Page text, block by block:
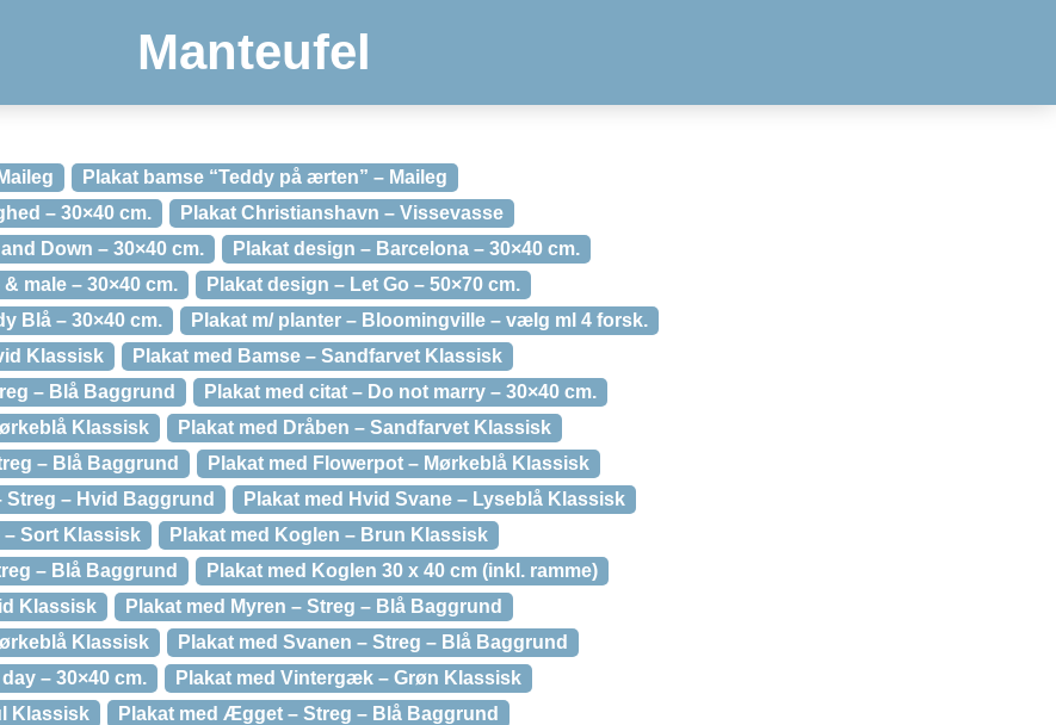
Manteufel
Plakat bamse “Teddy på ærten” – Maileg
– 30×40 cm.
Plakat Christianshavn – Vissevasse
Down – 30×40 cm.
Plakat design – Barcelona – 30×40 cm.
male – 30×40 cm.
Plakat design – Let Go – 50×70 cm.
Blå – 30×40 cm.
Plakat m/ planter – Bloomingville – vælg ml 4 forsk.
Klassisk
Plakat med Bamse – Sandfarvet Klassisk
– Blå Baggrund
Plakat med citat – Do not marry – 30×40 cm.
Klassisk
Plakat med Dråben – Sandfarvet Klassisk
– Blå Baggrund
Plakat med Flowerpot – Mørkeblå Klassisk
Streg – Hvid Baggrund
Plakat med Hvid Svane – Lyseblå Klassisk
– Sort Klassisk
Plakat med Koglen – Brun Klassisk
– Blå Baggrund
Plakat med Koglen 30 x 40 cm (inkl. ramme)
Klassisk
Plakat med Myren – Streg – Blå Baggrund
Klassisk
Plakat med Svanen – Streg – Blå Baggrund
– 30×40 cm.
Plakat med Vintergæk – Grøn Klassisk
Klassisk
Plakat med Ægget – Streg – Blå Baggrund